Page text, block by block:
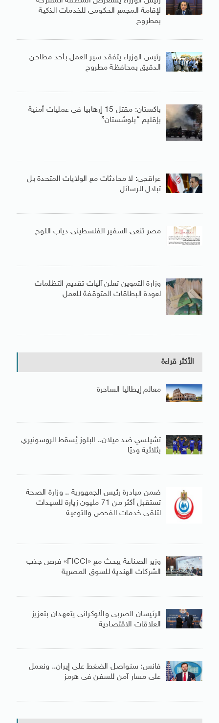
لإقامة المجمع الحكومى للخدمات الذكية
بمطروح
رئيس الوزراء يتفقد سير العمل بأحد مطاحن
الدقيق بمحافظة مطروح
باكستان: مقتل 15 إرهابيا فى عمليات أمنية
بإقليم “بلوشستان”
عراقجى: لا محادثات مع الولايات المتحدة بل
تبادل للرسائل
مصر تنعى السفير الفلسطينى دياب اللوح
وزارة التموين تعلن آليات تقديم التظلمات
لعودة البطاقات المتوقفة للعمل
الأكثر قراءة
معالم إيطاليا الساحرة
تشيلسي ضد ميلان.. البلوز يُسقط الروسونيري
بثلاثية وديًا
ضمن مبادرة رئيس الجمهورية .. وزارة الصحة
تستقبل أكثر من 71 مليون زيارة للسيدات
لتلقى خدمات الفحص والتوعية
وزير الصناعة يبحث مع «FICCI» فرص جذب
الشركات الهندية للسوق المصرية
الرئيسان الصربى والأوكرانى يتعهدان بتعزيز
العلاقات الاقتصادية
فانس: سنواصل الضغط على إيران.. ونعمل
على مسار آمن للسفن فى هرمز